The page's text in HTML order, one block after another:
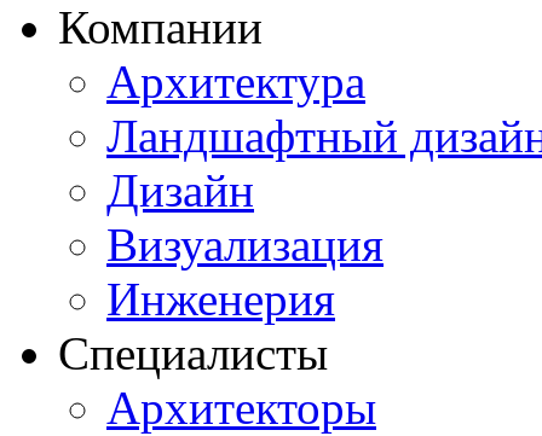
Компании
Архитектура
Ландшафтный
Дизайн
Визуализация
Инженерия
Специалисты
Архитекторы